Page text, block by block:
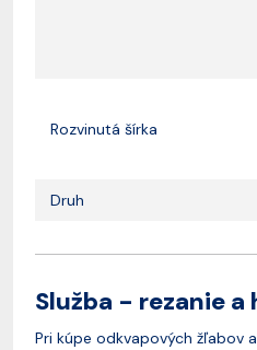
Rozvinutá šírka
Druh
Služba - rezanie a
Pri kúpe odkvapových žľabov